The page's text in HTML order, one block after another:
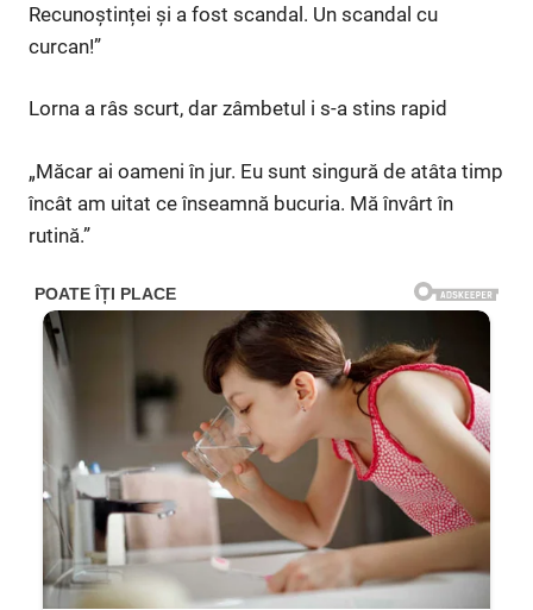
Recunoștinței și a fost scandal. Un scandal cu
curcan!”
Lorna a râs scurt, dar zâmbetul i s-a stins rapid
„Măcar ai oameni în jur. Eu sunt singură de atâta timp
încât am uitat ce înseamnă bucuria. Mă învârt în
rutină.”